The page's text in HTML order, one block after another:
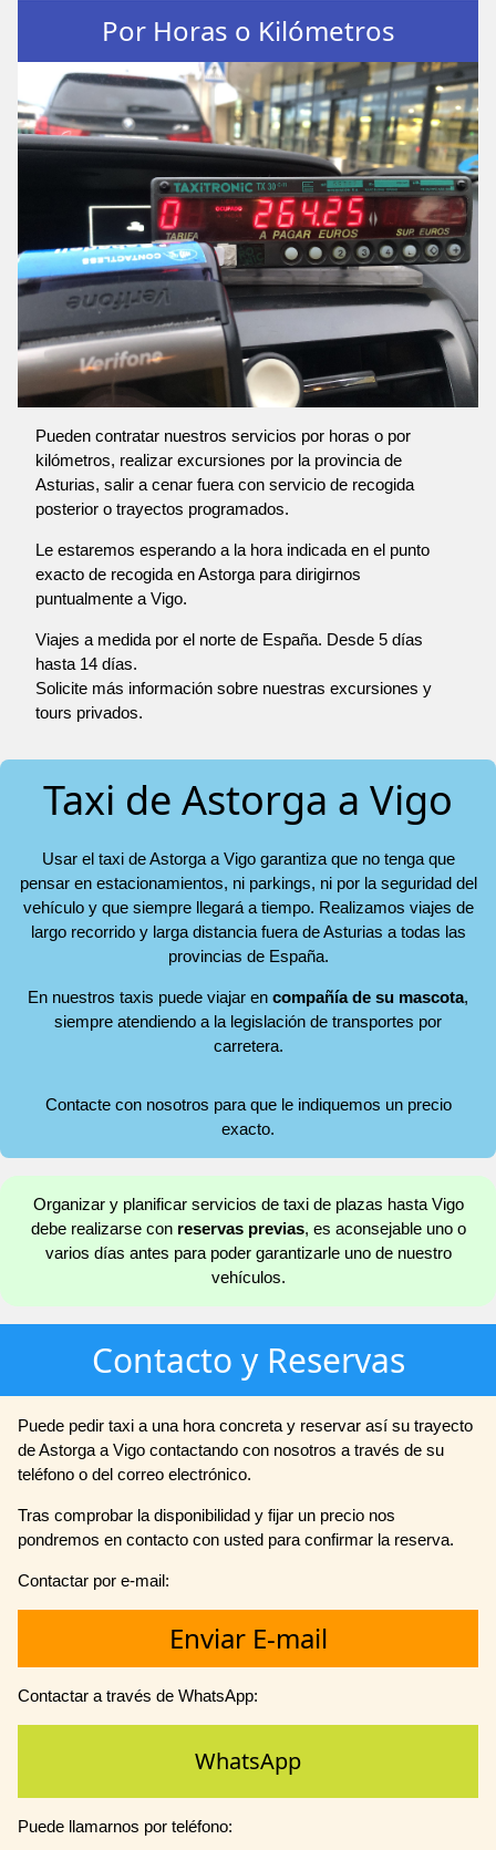
Por Horas o Kilómetros
Pueden contratar nuestros servicios por horas o por
kilómetros, realizar excursiones por la provincia de
Asturias, salir a cenar fuera con servicio de recogida
posterior o trayectos programados.
Le estaremos esperando a la hora indicada en el punto
exacto de recogida en Astorga para dirigirnos
puntualmente a Vigo.
Viajes a medida por el norte de España. Desde 5 días
hasta 14 días.
Solicite más información sobre nuestras excursiones y
tours privados.
Taxi de Astorga a Vigo
Usar el taxi de Astorga a Vigo garantiza que no tenga que
pensar en estacionamientos, ni parkings, ni por la seguridad del
vehículo y que siempre llegará a tiempo. Realizamos viajes de
largo recorrido y larga distancia fuera de Asturias a todas las
provincias de España.
En nuestros taxis puede viajar en compañía de su mascota,
siempre atendiendo a la legislación de transportes por
carretera.
Contacte con nosotros para que le indiquemos un precio
exacto.
Organizar y planificar servicios de taxi de plazas hasta Vigo
debe realizarse con reservas previas, es aconsejable uno o
varios días antes para poder garantizarle uno de nuestro
vehículos.
Contacto y Reservas
Puede pedir taxi a una hora concreta y reservar así su trayecto
de Astorga a Vigo contactando con nosotros a través de su
teléfono o del correo electrónico.
Tras comprobar la disponibilidad y fijar un precio nos
pondremos en contacto con usted para confirmar la reserva.
Contactar por e-mail:
Enviar E-mail
Contactar a través de WhatsApp:
WhatsApp
Puede llamarnos por teléfono: